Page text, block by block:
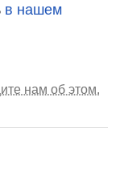
в нашем
нам об этом.